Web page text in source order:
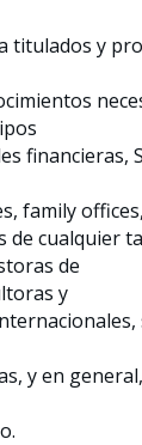
titulados y
financieras,
family offices,
de cualquier
de
y
y en